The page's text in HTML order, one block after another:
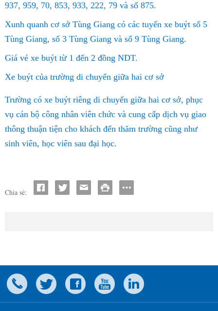
937, 959, 70, 853, 933, 222, 79 và số 875.
Xunh quanh cơ sở Tùng Giang có các tuyến xe buýt số 5
Tùng Giang, số 3 Tùng Giang và số 9 Tùng Giang.
Giá vé xe buýt từ 1 đến 2 đồng NDT.
Xe buýt của trường di chuyển giữa hai cơ sở
Trường có xe buýt riêng di chuyển giữa hai cơ sở, phục
vụ cán bộ công nhân viên chức và cung cấp dịch vụ giao
thông thuận tiện cho khách đến thăm trường cũng như
sinh viên, học viên sau đại học.
Chia sẻ: